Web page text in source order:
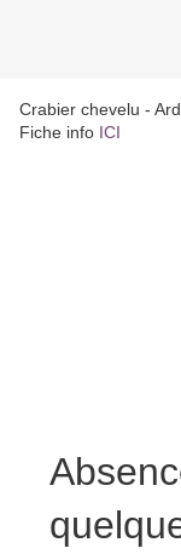
Crabier chevelu -
Fiche info ICI